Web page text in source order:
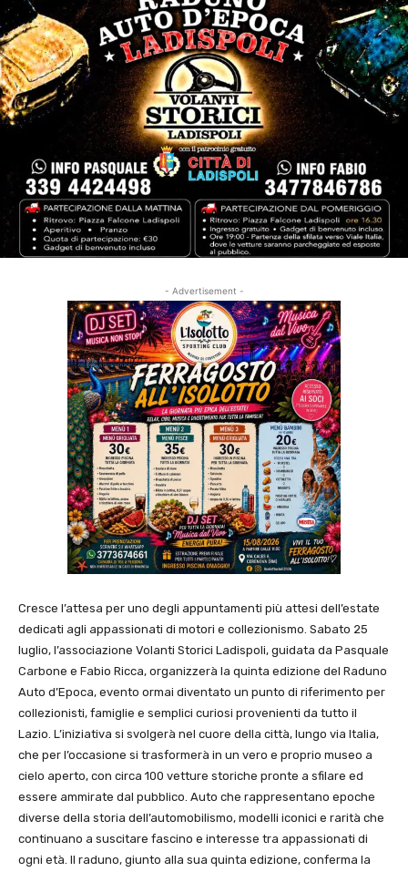
- Advertisement -
Cresce l’attesa per uno degli appuntamenti più attesi dell’estate
dedicati agli appassionati di motori e collezionismo. Sabato 25
luglio, l’associazione Volanti Storici Ladispoli, guidata da Pasquale
Carbone e Fabio Ricca, organizzerà la quinta edizione del Raduno
Auto d’Epoca, evento ormai diventato un punto di riferimento per
collezionisti, famiglie e semplici curiosi provenienti da tutto il
Lazio. L’iniziativa si svolgerà nel cuore della città, lungo via Italia,
che per l’occasione si trasformerà in un vero e proprio museo a
cielo aperto, con circa 100 vetture storiche pronte a sfilare ed
essere ammirate dal pubblico. Auto che rappresentano epoche
diverse della storia dell’automobilismo, modelli iconici e rarità che
continuano a suscitare fascino e interesse tra appassionati di
ogni età. Il raduno, giunto alla sua quinta edizione, conferma la